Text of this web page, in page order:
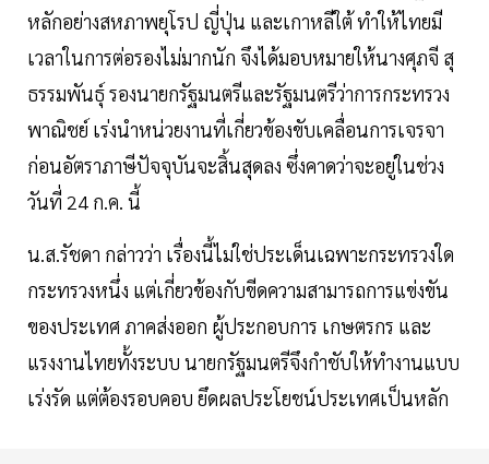
หลักอย่างสหภาพยุโรป ญี่ปุ่น และเกาหลีใต้ ทำให้ไทยมี
เวลาในการต่อรองไม่มากนัก จึงได้มอบหมายให้นางศุภจี สุ
ธรรมพันธุ์ รองนายกรัฐมนตรีและรัฐมนตรีว่าการกระทรวง
พาณิชย์ เร่งนำหน่วยงานที่เกี่ยวข้องขับเคลื่อนการเจรจา
ก่อนอัตราภาษีปัจจุบันจะสิ้นสุดลง ซึ่งคาดว่าจะอยู่ในช่วง
วันที่ 24 ก.ค. นี้
น.ส.รัชดา กล่าวว่า เรื่องนี้ไม่ใช่ประเด็นเฉพาะกระทรวงใด
กระทรวงหนึ่ง แต่เกี่ยวข้องกับขีดความสามารถการแข่งขัน
ของประเทศ ภาคส่งออก ผู้ประกอบการ เกษตรกร และ
แรงงานไทยทั้งระบบ นายกรัฐมนตรีจึงกำชับให้ทำงานแบบ
เร่งรัด แต่ต้องรอบคอบ ยึดผลประโยชน์ประเทศเป็นหลัก